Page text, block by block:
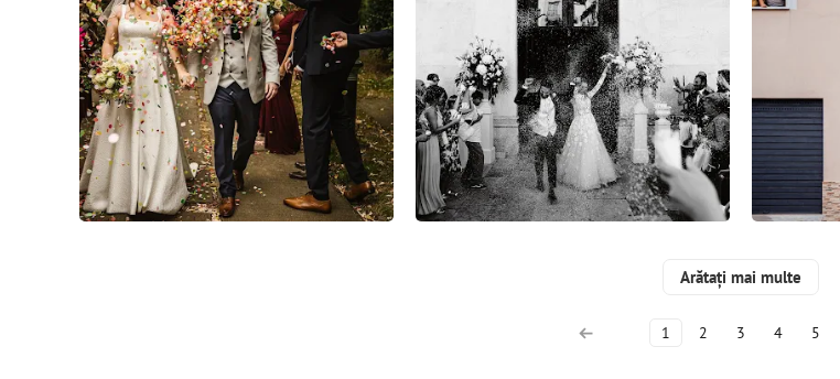
Steve Grogan
77 5 1
Steve Ramos
78 2 1
Arătați mai multe
1 2 3 4 5